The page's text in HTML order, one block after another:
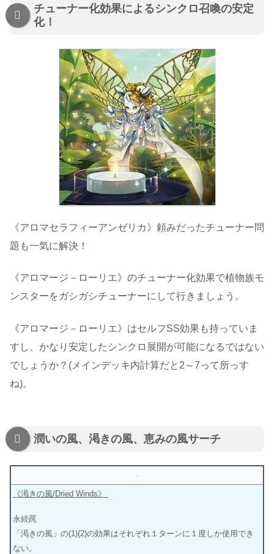
チューナー化効果によるシンクロ召喚の安定
化！
《アロマセラフィーアンゼリカ》頼みだったチューナー問
題も一気に解決！
《アロマージ－ローリエ》のチューナー化効果で植物族モ
ンスターをガシガシチューナーにして行きましょう。
《アロマージ－ローリエ》はセルフSS効果も持っていま
すし、かなり安定したシンクロ展開が可能になるではない
でしょうか？(メインデッキ内計算だと2～7って所っす
ね)。
潤いの風、渇きの風、恵みの風サーチ
《渇きの風/Dried Winds》
永続罠
「渇きの風」の(1)(2)の効果はそれぞれ１ターンに１度しか使用でき
ない。